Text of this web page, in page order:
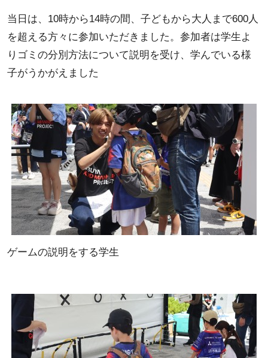
当日は、10時から14時の間、子どもから大人まで600人
を超える方々に参加いただきました。参加者は学生よ
りゴミの分別方法について説明を受け、学んでいる様
子がうかがえました
ゲームの説明をする学生